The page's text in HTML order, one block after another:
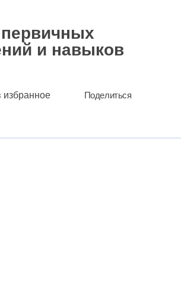
и навыков
избранное Поделиться